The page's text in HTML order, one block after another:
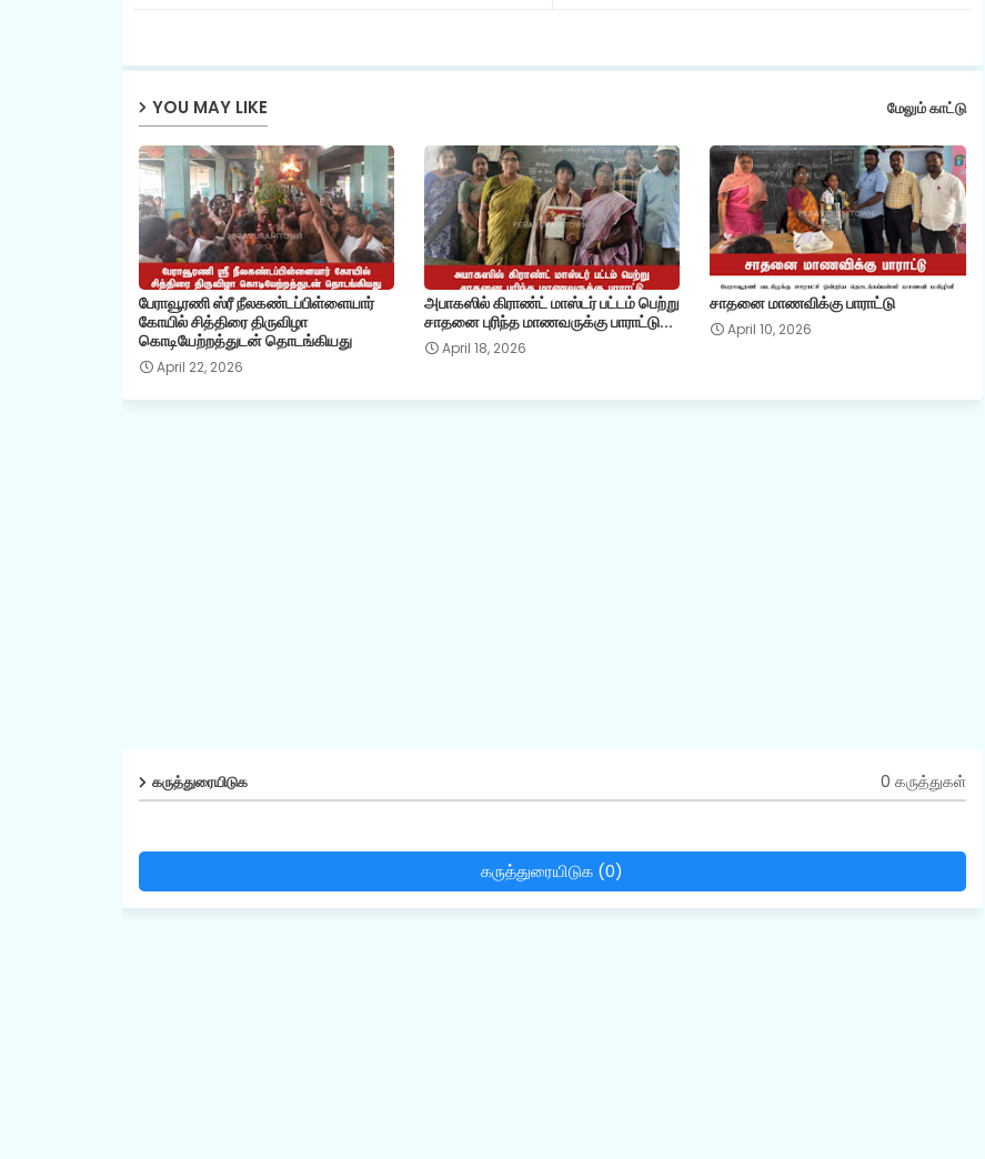
YOU MAY LIKE மேலும் காட்டு
பேராவூரணி ஸ்ரீ நீலகண்டப்பிள்ளையார்
கோயில் சித்திரை திருவிழா
கொடியேற்றத்துடன் தொடங்கியது
April 22, 2026
அபாகஸில் கிராண்ட் மாஸ்டர் பட்டம் பெற்று
சாதனை புரிந்த மாணவருக்கு பாராட்டு...
April 18, 2026
சாதனை மாணவிக்கு பாராட்டு
April 10, 2026
கருத்துரையிடுக 0 கருத்துகள்
கருத்துரையிடுக (0)